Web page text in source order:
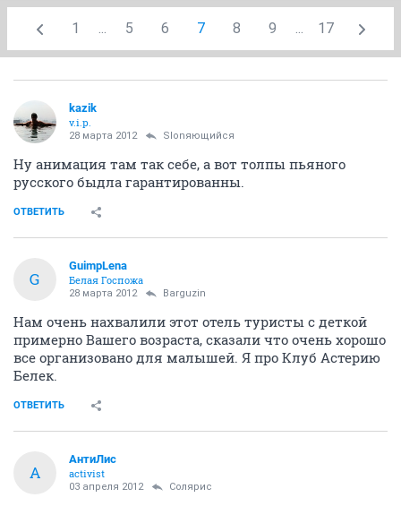
1 ... 5 6 7 8 9 ... 17
kazik
v.i.p.
28 марта 2012 Slonяющийся
Ну анимация там так себе, а вот толпы пьяного
русского быдла гарантированны.
ОТВЕТИТЬ
G
GuimpLena
Белая Госпожа
28 марта 2012 Barguzin
Нам очень нахвалили этот отель туристы с деткой
примерно Вашего возраста, сказали что очень хорошо
все организовано для малышей. Я про Клуб Астерию
Белек.
ОТВЕТИТЬ
А
АнтиЛис
activist
03 апреля 2012 Солярис